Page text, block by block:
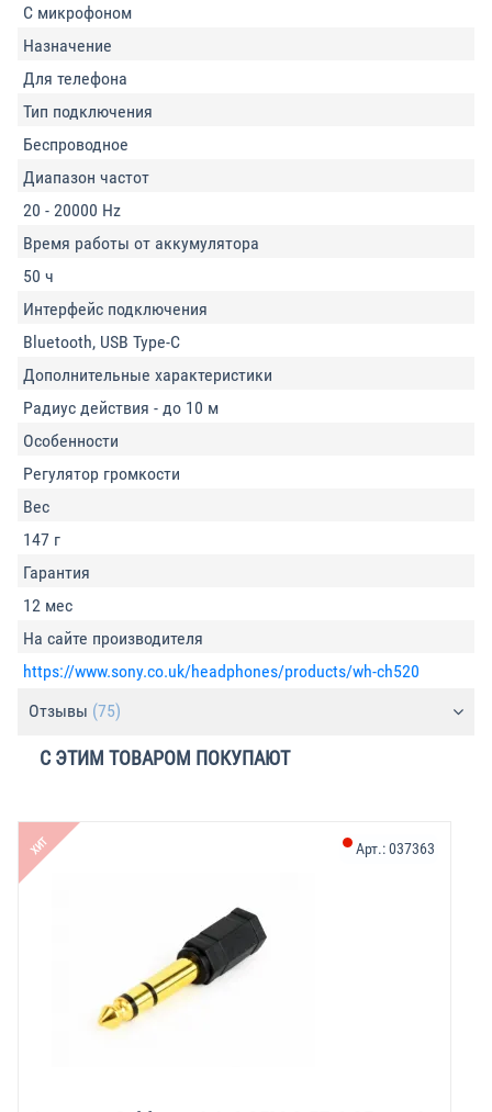
С микрофоном
Назначение
Для телефона
Тип подключения
Беспроводное
Диапазон частот
20 - 20000 Hz
Время работы от аккумулятора
50 ч
Интерфейс подключения
Bluetooth, USB Type-C
Дополнительные характеристики
Радиус действия - до 10 м
Особенности
Регулятор громкости
Вес
147 г
Гарантия
12 мес
На сайте производителя
https://www.sony.co.uk/headphones/products/wh-ch520
Отзывы (75)
С ЭТИМ ТОВАРОМ ПОКУПАЮТ
ХИТ Арт.:037363